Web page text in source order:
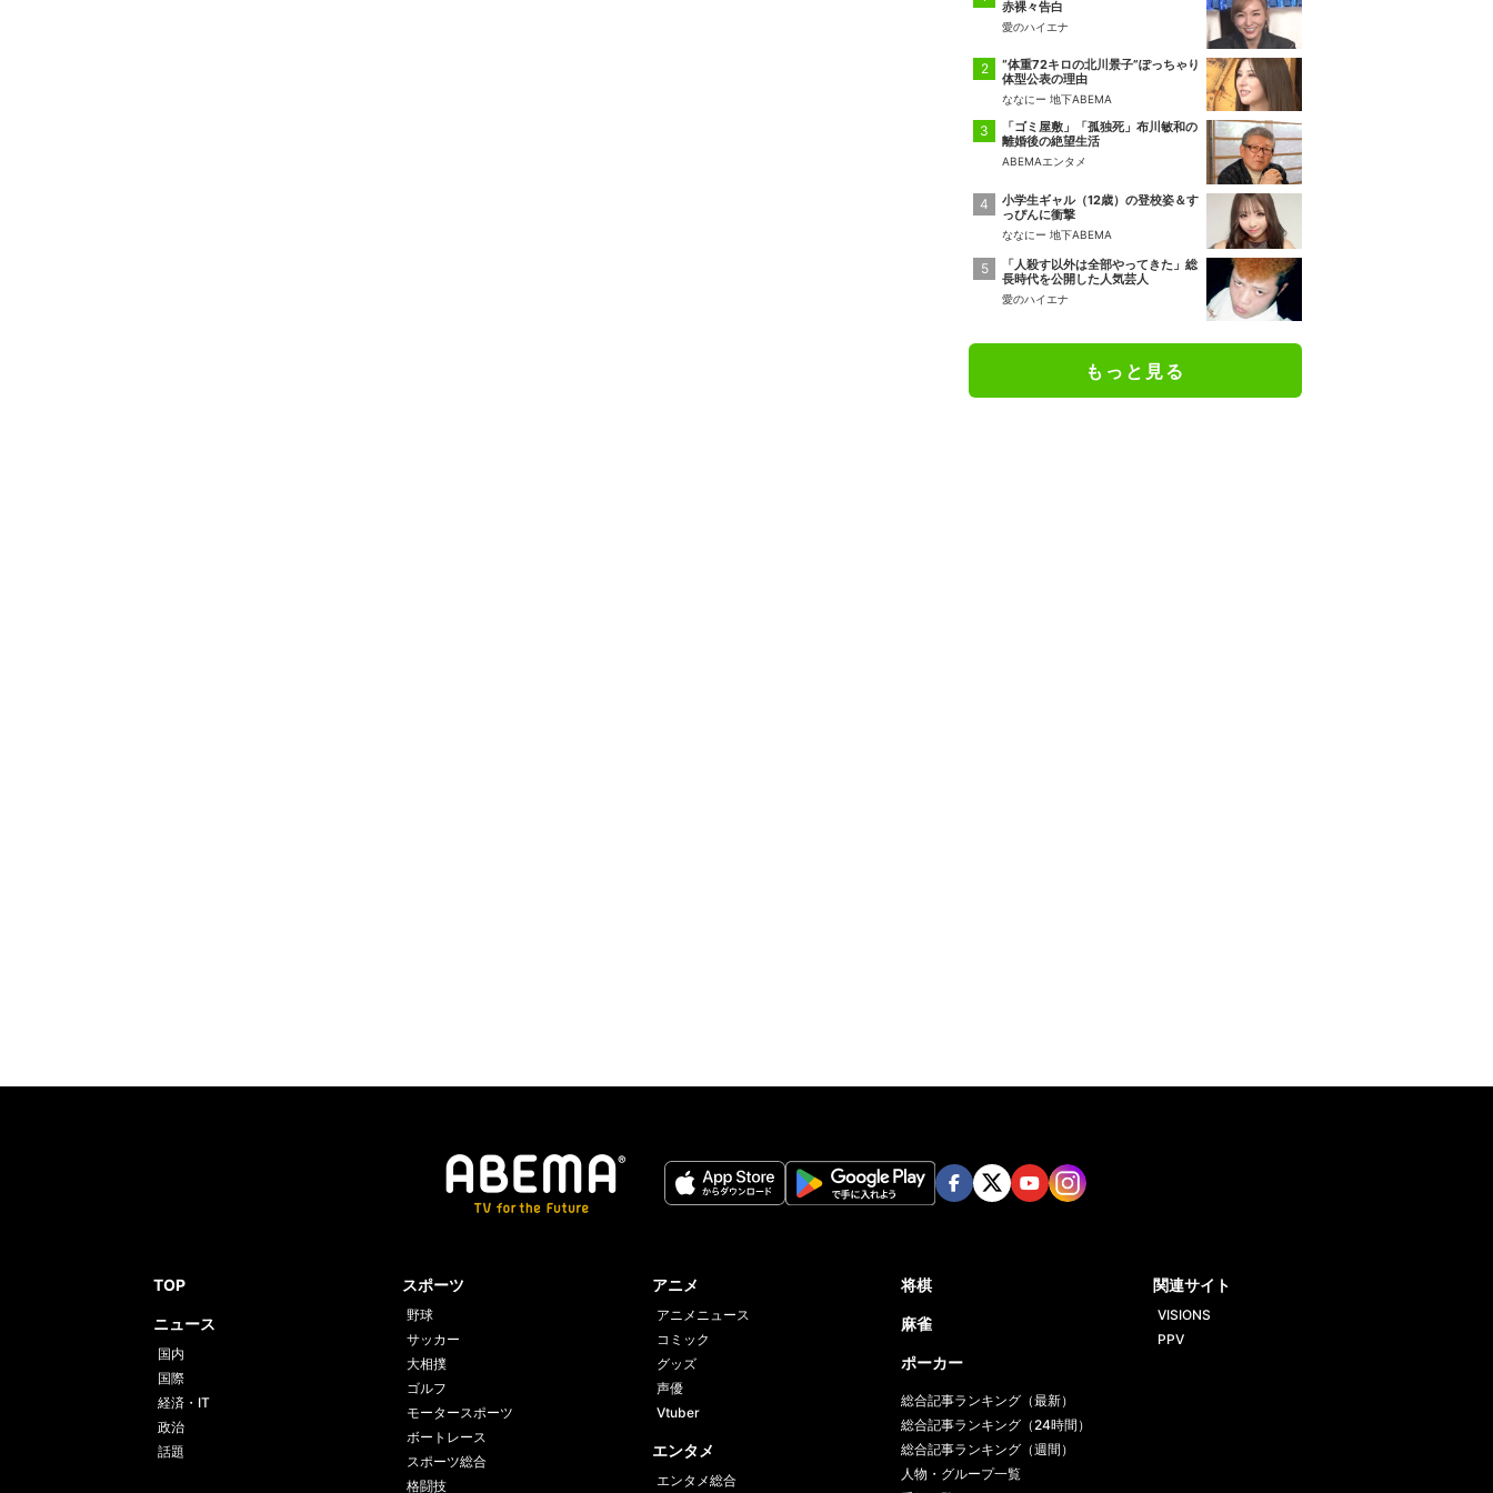
赤裸々告白
愛のハイエナ
“体重72キロの北川景子”ぽっちゃり
体型公表の理由
ななにー 地下ABEMA
「ゴミ屋敷」「孤独死」布川敏和の
離婚後の絶望生活
ABEMAエンタメ
小学生ギャル（12歳）の登校姿＆す
っぴんに衝撃
ななにー 地下ABEMA
「人殺す以外は全部やってきた」総
長時代を公開した人気芸人
愛のハイエナ
もっと見る
TOP
ニュース
国内
国際
経済・IT
政治
話題
スポーツ
野球
サッカー
大相撲
ゴルフ
モータースポーツ
ボートレース
スポーツ総合
格闘技
アニメ
アニメニュース
コミック
グッズ
声優
Vtuber
エンタメ
エンタメ総合
将棋
麻雀
ポーカー
総合記事ランキング（最新）
総合記事ランキング（24時間）
総合記事ランキング（週間）
人物・グループ一覧
関連サイト
VISIONS
PPV